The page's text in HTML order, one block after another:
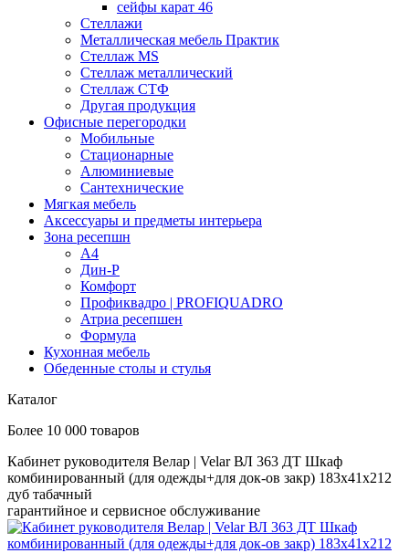
сейфы карат 46
Стеллажи
Металлическая мебель Практик
Стеллаж MS
Стеллаж металлический
Стеллаж СТФ
Другая продукция
Офисные перегородки
Мобильные
Стационарные
Алюминиевые
Сантехнические
Мягкая мебель
Аксессуары и предметы интерьера
Зона ресепшн
А4
Дин-Р
Комфорт
Профиквадро | PROFIQUADRO
Атриа ресепшен
Формула
Кухонная мебель
Обеденные столы и стулья
Каталог
Более 10 000 товаров
Кабинет руководителя Велар | Velar ВЛ 363 ДТ Шкаф
комбинированный (для одежды+для док-ов закр) 183x41x212
дуб табачный
гарантийное и сервисное обслуживание